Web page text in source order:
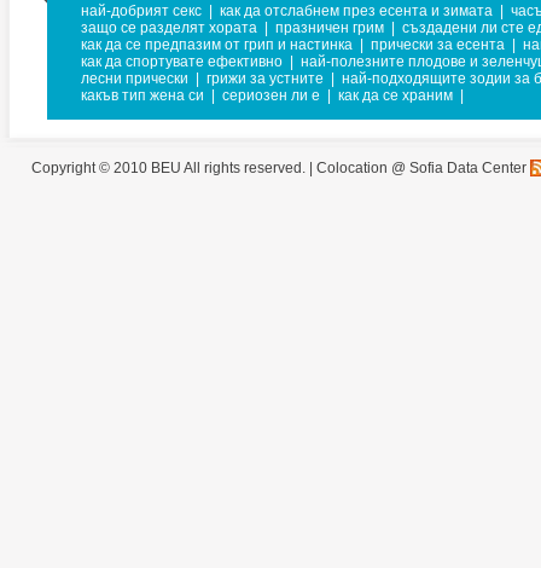
най-добрият секс как да отслабнем през есента и зимата
защо се разделят хората
празничен грим
създадени ли сте
как да се предпазим от грип и настинка
прически за есента
как да спортувате ефективно
най-полезните плодове и
лесни прически
грижи за устните
най-подходящите зодии за
какъв тип жена си
сериозен ли е как да се храним
Copyright © 2010 BEU All rights reserved. | Colocation @ Sofia Data Center